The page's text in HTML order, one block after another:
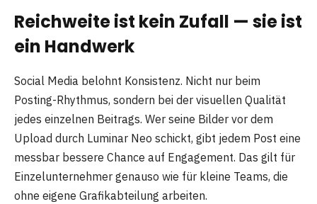
Reichweite ist kein Zufall — sie ist
ein Handwerk
Social Media belohnt Konsistenz. Nicht nur beim
Posting-Rhythmus, sondern bei der visuellen Qualität
jedes einzelnen Beitrags. Wer seine Bilder vor dem
Upload durch Luminar Neo schickt, gibt jedem Post eine
messbar bessere Chance auf Engagement. Das gilt für
Einzelunternehmer genauso wie für kleine Teams, die
ohne eigene Grafikabteilung arbeiten.